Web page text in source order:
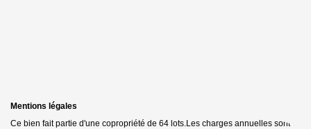
Mentions légales
Ce bien fait partie d'une copropriété de 64 lots.Les charges annuelles sont